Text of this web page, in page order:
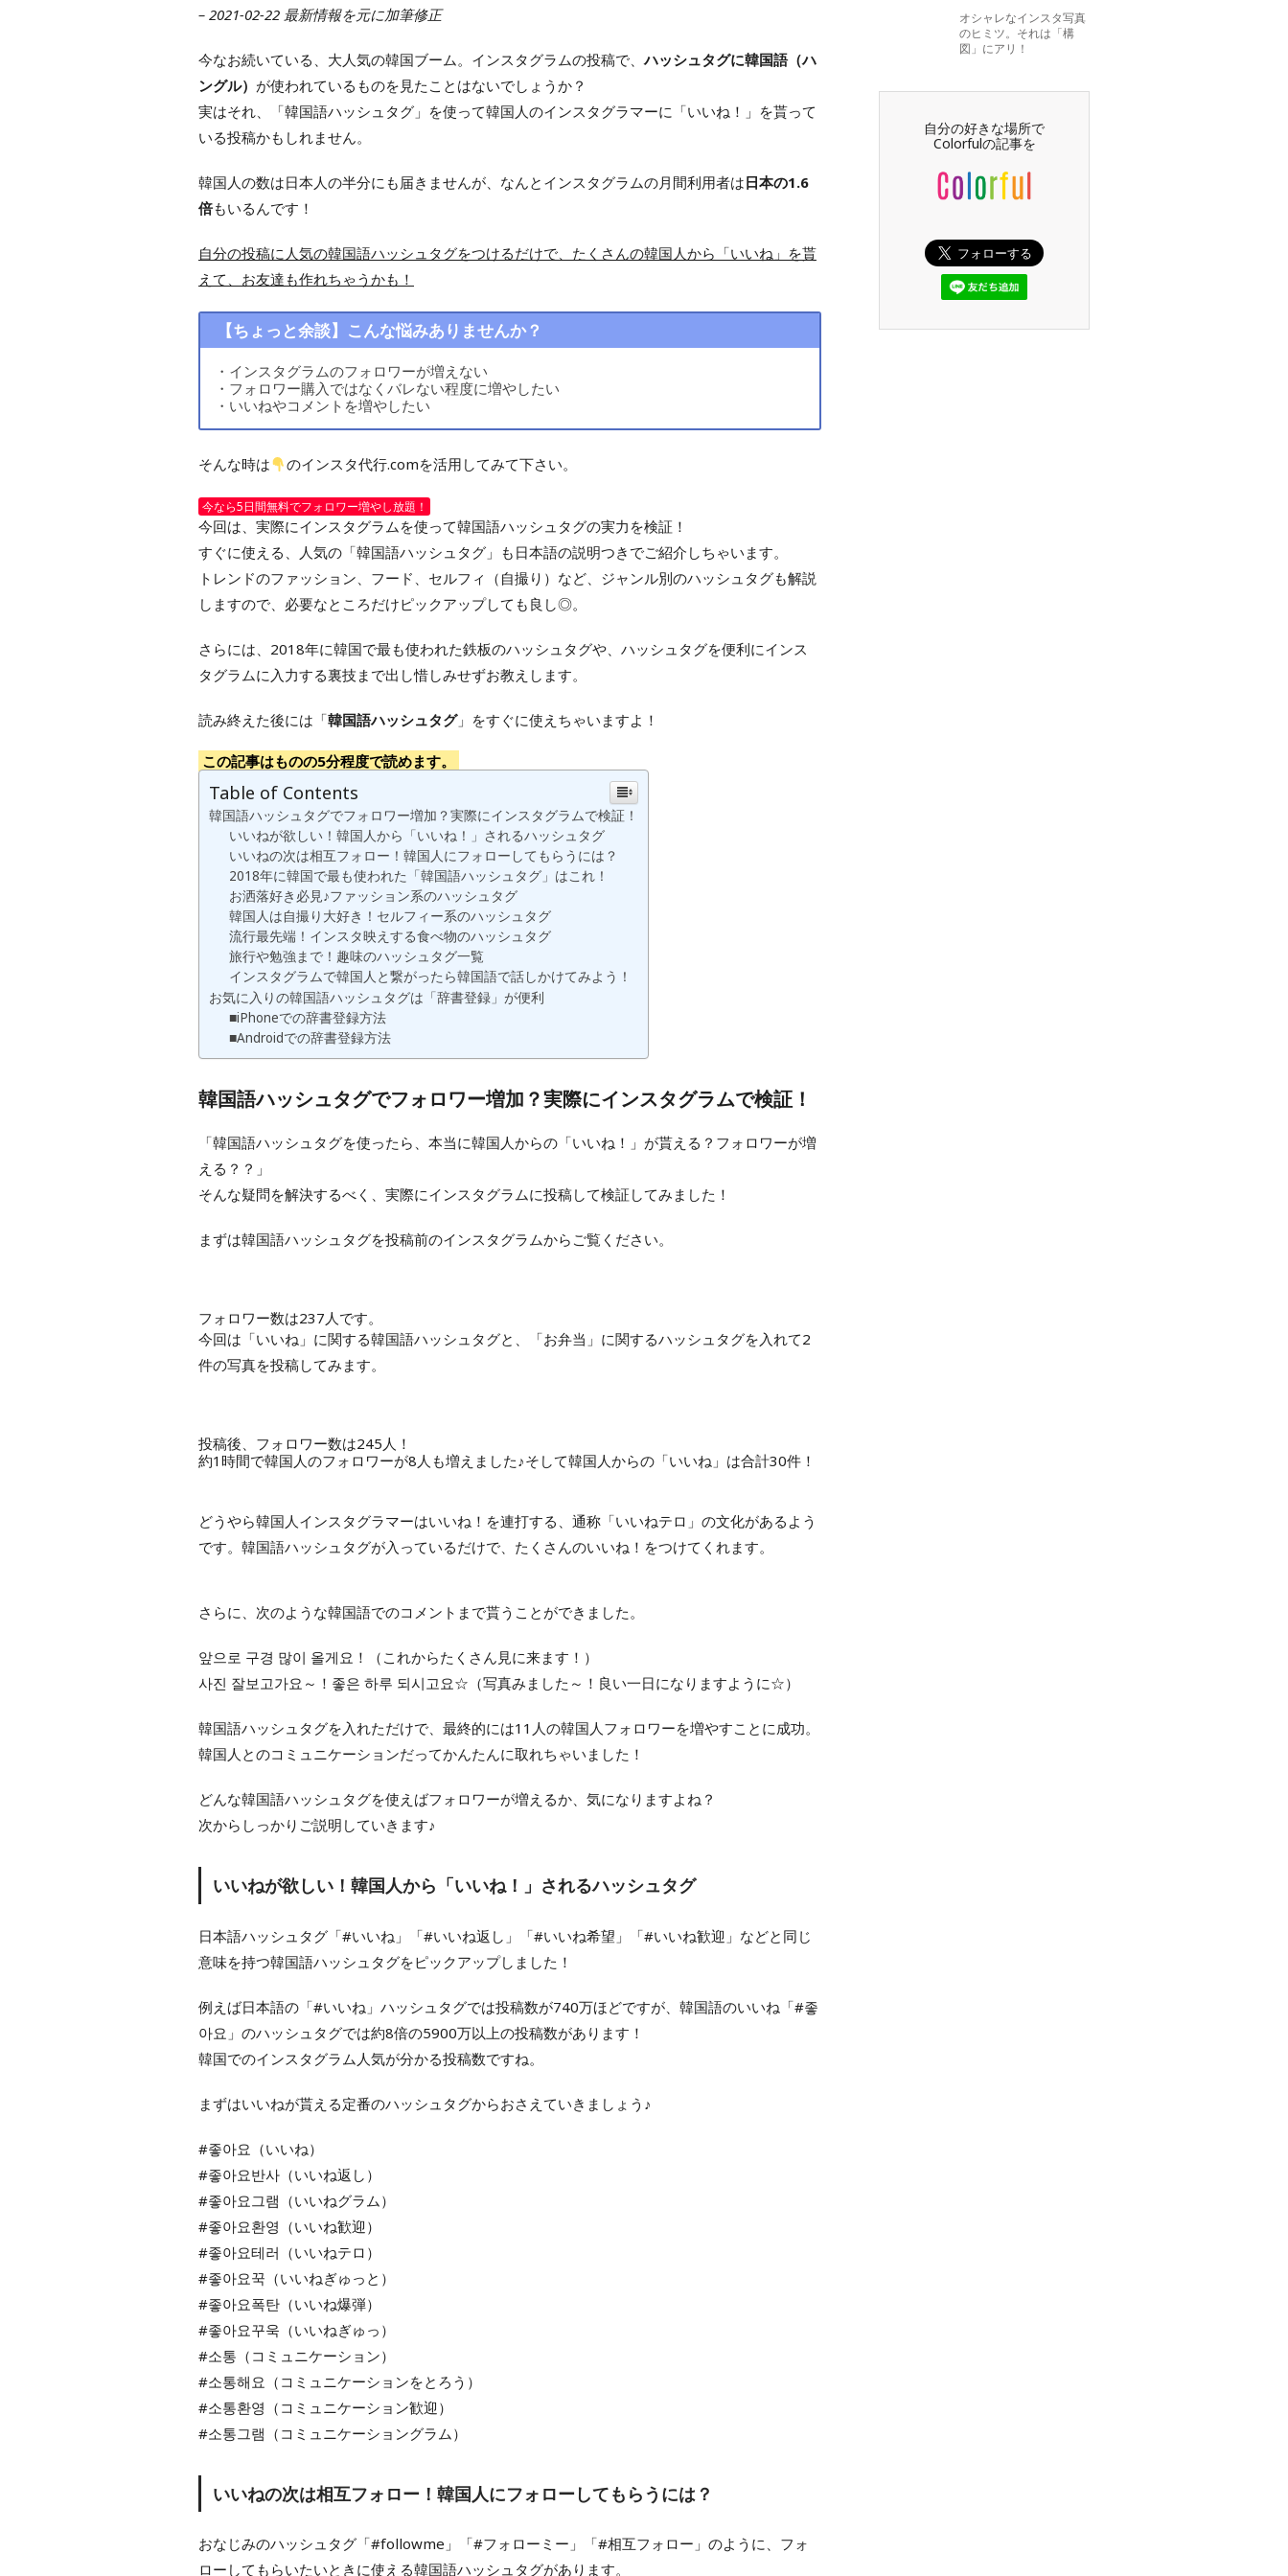
– 2021-02-22 最新情報を元に加筆修正
今なお続いている、大人気の韓国ブーム。インスタグラムの投稿で、ハッシュタグに韓国語（ハ
ングル） が使われているものを見たことはないでしょうか？
実はそれ、「韓国語ハッシュタグ」を使って韓国人のインスタグラマーに「いいね！」を貰って
いる投稿かもしれません。
韓国人の数は日本人の半分にも届きませんが、なんとインスタグラムの月間利用者は日本の1.6
倍もいるんです！
自分の投稿に人気の韓国語ハッシュタグをつけるだけで、たくさんの韓国人から「いいね」を貰
えて、お友達も作れちゃうかも！
【ちょっと余談】こんな悩みありませんか？
・インスタグラムのフォロワーが増えない
・フォロワー購入ではなくバレない程度に増やしたい
・いいねやコメントを増やしたい
そんな時は のインスタ代行.comを活用してみて下さい。
今なら5日間無料でフォロワー増やし放題！
今回は、実際にインスタグラムを使って韓国語ハッシュタグの実力を検証！
すぐに使える、人気の「韓国語ハッシュタグ」も日本語の説明つきでご紹介しちゃいます。
トレンドのファッション、フード、セルフィ（自撮り）など、ジャンル別のハッシュタグも解説
しますので、必要なところだけピックアップしても良し◎。
さらには、2018年に韓国で最も使われた鉄板のハッシュタグや、ハッシュタグを便利にインス
タグラムに入力する裏技まで出し惜しみせずお教えします。
読み終えた後には「韓国語ハッシュタグ」をすぐに使えちゃいますよ！
この記事はものの5分程度で読めます。
Table of Contents
韓国語ハッシュタグでフォロワー増加？実際にインスタグラムで検証！
いいねが欲しい！韓国人から「いいね！」されるハッシュタグ
いいねの次は相互フォロー！韓国人にフォローしてもらうには？
2018年に韓国で最も使われた「韓国語ハッシュタグ」はこれ！
お洒落好き必見♪ファッション系のハッシュタグ
韓国人は自撮り大好き！セルフィー系のハッシュタグ
流行最先端！インスタ映えする食べ物のハッシュタグ
旅行や勉強まで！趣味のハッシュタグ一覧
インスタグラムで韓国人と繋がったら韓国語で話しかけてみよう！
お気に入りの韓国語ハッシュタグは「辞書登録」が便利
■iPhoneでの辞書登録方法
■Androidでの辞書登録方法
韓国語ハッシュタグでフォロワー増加？実際にインスタグラムで検証！
「韓国語ハッシュタグを使ったら、本当に韓国人からの「いいね！」が貰える？フォロワーが増
える？？」
そんな疑問を解決するべく、実際にインスタグラムに投稿して検証してみました！
まずは韓国語ハッシュタグを投稿前のインスタグラムからご覧ください。
フォロワー数は237人です。
今回は「いいね」に関する韓国語ハッシュタグと、「お弁当」に関するハッシュタグを入れて2
件の写真を投稿してみます。
投稿後、フォロワー数は245人！
約1時間で韓国人のフォロワーが8人も増えました♪そして韓国人からの「いいね」は合計30件！
どうやら韓国人インスタグラマーはいいね！を連打する、通称「いいねテロ」の文化があるよう
です。韓国語ハッシュタグが入っているだけで、たくさんのいいね！をつけてくれます。
さらに、次のような韓国語でのコメントまで貰うことができました。
앞으로 구경 많이 올게요！（これからたくさん見に来ます！）
사진 잘보고가요～！좋은 하루 되시고요☆（写真みました～！良い一日になりますように☆）
韓国語ハッシュタグを入れただけで、最終的には11人の韓国人フォロワーを増やすことに成功。
韓国人とのコミュニケーションだってかんたんに取れちゃいました！
どんな韓国語ハッシュタグを使えばフォロワーが増えるか、気になりますよね？
次からしっかりご説明していきます♪
いいねが欲しい！韓国人から「いいね！」されるハッシュタグ
日本語ハッシュタグ「#いいね」「#いいね返し」「#いいね希望」「#いいね歓迎」などと同じ
意味を持つ韓国語ハッシュタグをピックアップしました！
例えば日本語の「#いいね」ハッシュタグでは投稿数が740万ほどですが、韓国語のいいね「#좋
아요」のハッシュタグでは約8倍の5900万以上の投稿数があります！
韓国でのインスタグラム人気が分かる投稿数ですね。
まずはいいねが貰える定番のハッシュタグからおさえていきましょう♪
#좋아요（いいね）
#좋아요반사（いいね返し）
#좋아요그램（いいねグラム）
#좋아요환영（いいね歓迎）
#좋아요테러（いいねテロ）
#좋아요꾹（いいねぎゅっと）
#좋아요폭탄（いいね爆弾）
#좋아요꾸욱（いいねぎゅっ）
#소통（コミュニケーション）
#소통해요（コミュニケーションをとろう）
#소통환영（コミュニケーション歓迎）
#소통그램（コミュニケーショングラム）
いいねの次は相互フォロー！韓国人にフォローしてもらうには？
おなじみのハッシュタグ「#followme」「#フォローミー」「#相互フォロー」のように、フォ
ローしてもらいたいときに使える韓国語ハッシュタグがあります。
オシャレなインスタ写真
のヒミツ。それは「構
図」にアリ！
自分の好きな場所で
Colorfulの記事を